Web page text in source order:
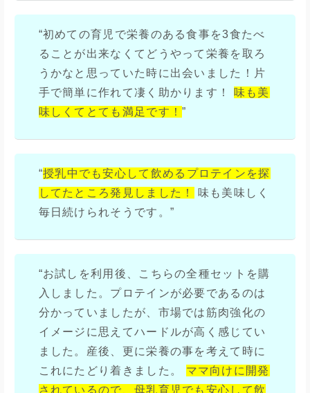
“初めての育児で栄養のある食事を3食たべ
ることが出来なくてどうやって栄養を取ろ
うかなと思っていた時に出会いました！片
手で簡単に作れて凄く助かります！ 味も美
味しくてとても満足です！”
“授乳中でも安心して飲めるプロテインを探
してたところ発見しました！
味も美味しく
毎日続けられそうです。”
“お試しを利用後、こちらの全種セットを購
入しました。プロテインが必要であるのは
分かっていましたが、市場では筋肉強化の
イメージに思えてハードルが高く感じてい
ました。産後、更に栄養の事を考えて時に
これにたどり着きました。 ママ向けに開発
されているので、母乳育児でも安心して飲